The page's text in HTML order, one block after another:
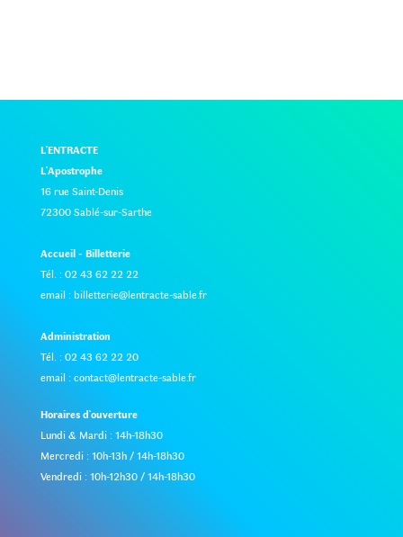
L'ENTRACTE
L'Apostrophe
16 rue Saint-Denis
72300 Sablé-sur-Sarthe
Accueil - Billetterie
Tél. : 02 43 62 22 22
email : billetterie@lentracte-sable.fr
Administration
Tél. : 02 43 62 22 20
email : contact@lentracte-sable.fr
Horaires d'ouverture
Lundi & Mardi : 14h-18h30
Mercredi : 10h-13h / 14h-18h30
Vendredi : 10h-12h30 / 14h-18h30